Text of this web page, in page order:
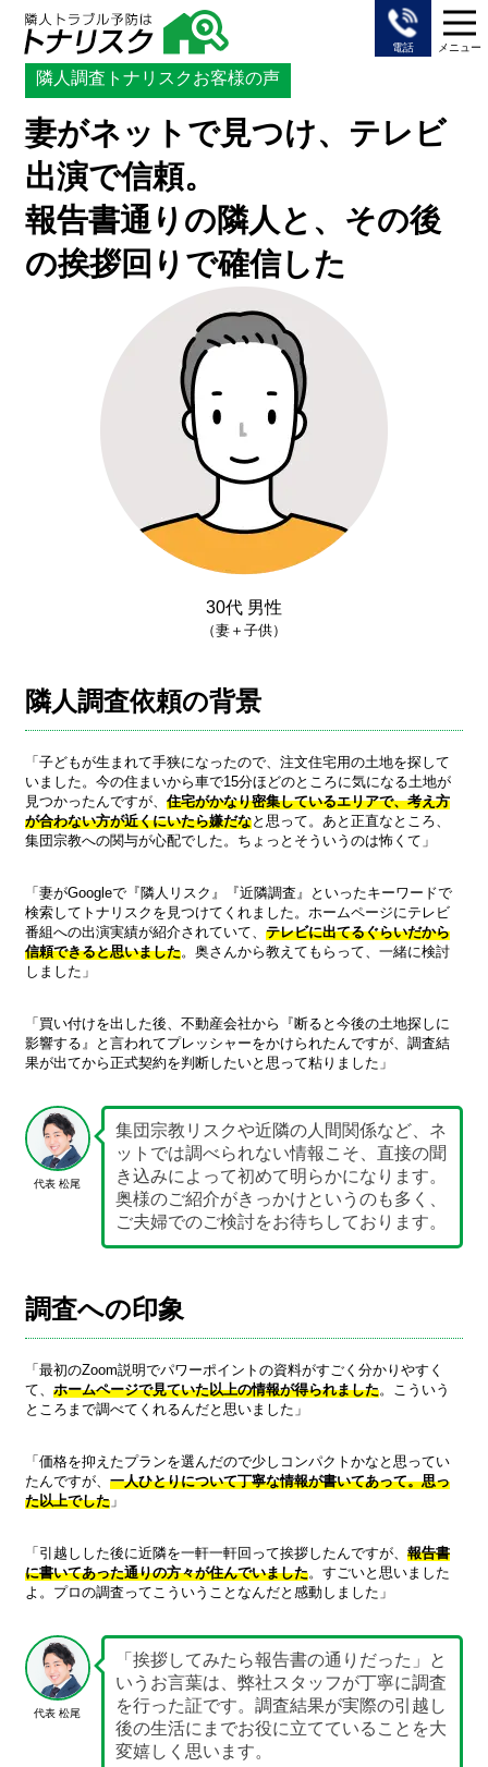
電話 メニュー
トップ 隣人調査トナリスク
隣人調査トナリスクお客様の声
妻がネットで見つけ、テレビ
出演で信頼。
報告書通りの隣人と、その後
の挨拶回りで確信した
30代 男性
（妻＋子供）
隣人調査依頼の背景
「子どもが生まれて手狭になったので、注文住宅用の土地を探して
いました。今の住まいから車で15分ほどのところに気になる土地が
見つかったんですが、 住宅がかなり密集しているエリアで、考え方
が合わない方が近くにいたら嫌だなと思って。あと正直なところ、
集団宗教への関与が心配でした。ちょっとそういうのは怖くて」
「妻がGoogleで『隣人リスク』『近隣調査』といったキーワードで
検索してトナリスクを見つけてくれました。ホームページにテレビ
番組への出演実績が紹介されていて、 テレビに出てるぐらいだから
信頼できると思いました。奥さんから教えてもらって、一緒に検討
しました」
「買い付けを出した後、不動産会社から『断ると今後の土地探しに
影響する』と言われてプレッシャーをかけられたんですが、調査結
果が出てから正式契約を判断したいと思って粘りました」
代表 松尾
集団宗教リスクや近隣の人間関係など、ネ
ットでは調べられない情報こそ、直接の聞
き込みによって初めて明らかになります。
奥様のご紹介がきっかけというのも多く、
ご夫婦でのご検討をお待ちしております。
調査への印象
「最初のZoom説明でパワーポイントの資料がすごく分かりやすく
て、 ホームページで見ていた以上の情報が得られました。こういう
ところまで調べてくれるんだと思いました」
「価格を抑えたプランを選んだので少しコンパクトかなと思ってい
たんですが、 一人ひとりについて丁寧な情報が書いてあって。思っ
た以上でした」
「引越しした後に近隣を一軒一軒回って挨拶したんですが、 報告書
に書いてあった通りの方々が住んでいました。すごいと思いました
よ。プロの調査ってこういうことなんだと感動しました」
代表 松尾
「挨拶してみたら報告書の通りだった」と
いうお言葉は、弊社スタッフが丁寧に調査
を行った証です。調査結果が実際の引越し
後の生活にまでお役に立てていることを大
変嬉しく思います。